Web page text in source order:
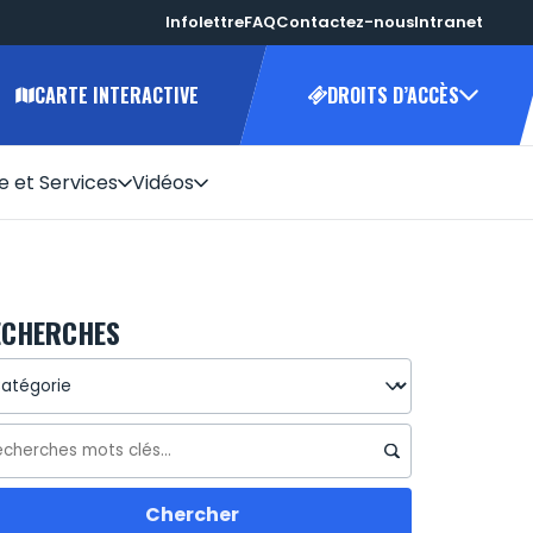
InfolettreFAQContactez-nousIntranet
CARTE INTERACTIVE DROITS D’ACCÈS
et Services Vidéos